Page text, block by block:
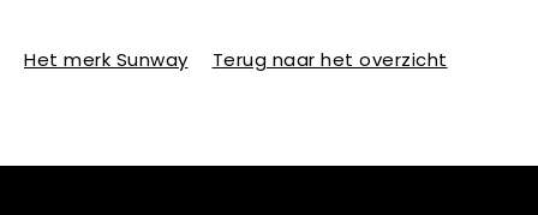
Het merk Sunway Terug naar het overzicht